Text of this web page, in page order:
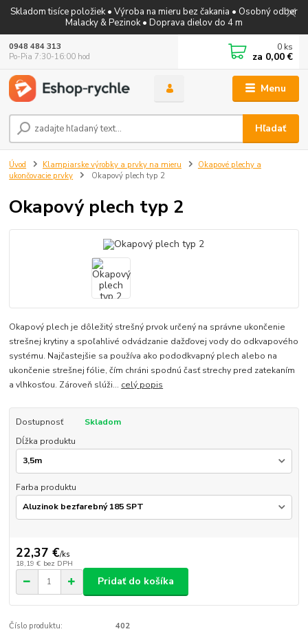
Skladom tisíce položiek • Výroba na mieru bez čakania • Osobný odber
Malacky & Pezinok • Doprava dielov do 4 m
Menu
Hľadať
0948 484 313
Po-Pia 7:30-16:00 hod
0 ks
za 0,00 €
Úvod Klampiarske výrobky a prvky na mieru
Okapové plechy a
ukončovacie prvky
Okapový plech typ 2
Okapový plech typ 2
Okapový plech je dôležitý strešný prvok určený na správne ukončenie
strešnej krytiny a spoľahlivé odvádzanie dažďovej vody do odkvapového
systému. Najčastejšie sa používa ako pododkvapný plech alebo na
ukončenie strešnej fólie, čím chráni spodnú časť strechy pred zatekaním
a vlhkosťou. Zároveň slúži... celý popis
Dostupnosť
Skladom
Dĺžka produktu
Farba produktu
22,37 €/ks
18,19 € bez DPH
Pridať do košíka
Číslo produktu: 402